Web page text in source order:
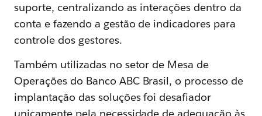
suporte, centralizando as interações dentro da
conta e fazendo a gestão de indicadores para
controle dos gestores.
Também utilizadas no setor de Mesa de
Operações do Banco ABC Brasil, o processo de
implantação das soluções foi desafiador